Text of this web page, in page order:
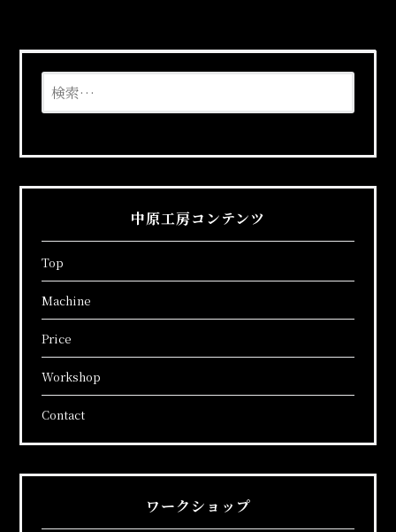
索:
中原工房コンテンツ
Top
Machine
Price
Workshop
Contact
ワークショップ